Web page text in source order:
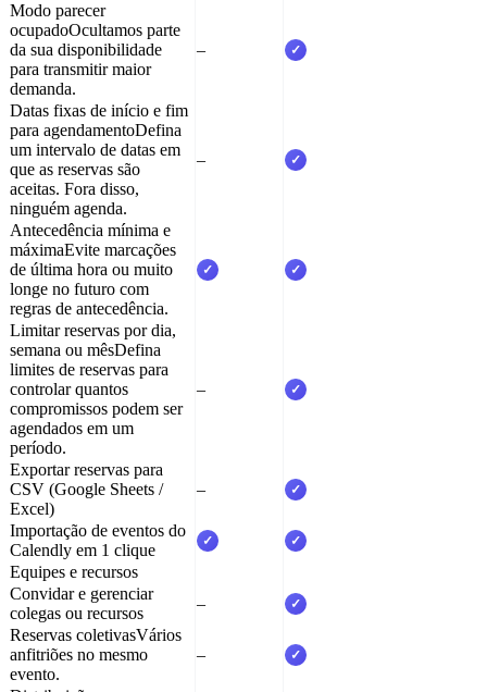
Modo parecer
ocupadoOcultamos parte
da sua disponibilidade
para transmitir maior
demanda.
– ✓
Datas fixas de início e fim
para agendamentoDefina
um intervalo de datas em
que as reservas são
aceitas. Fora disso,
ninguém agenda.
– ✓
Antecedência mínima e
máximaEvite marcações
de última hora ou muito
longe no futuro com
regras de antecedência.
✓ ✓
Limitar reservas por dia,
semana ou mêsDefina
limites de reservas para
controlar quantos
compromissos podem ser
agendados em um
período.
– ✓
Exportar reservas para
CSV (Google Sheets /
Excel)
– ✓
Importação de eventos do
Calendly em 1 clique
✓ ✓
Equipes e recursos
Convidar e gerenciar
colegas ou recursos
– ✓
Reservas coletivasVários
anfitriões no mesmo
evento.
– ✓